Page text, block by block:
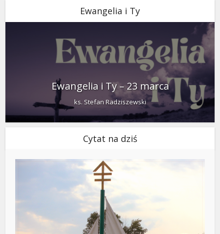
Ewangelia i Ty
Ewangelia i Ty – 23 marca
ks. Stefan Radziszewski
Cytat na dziś